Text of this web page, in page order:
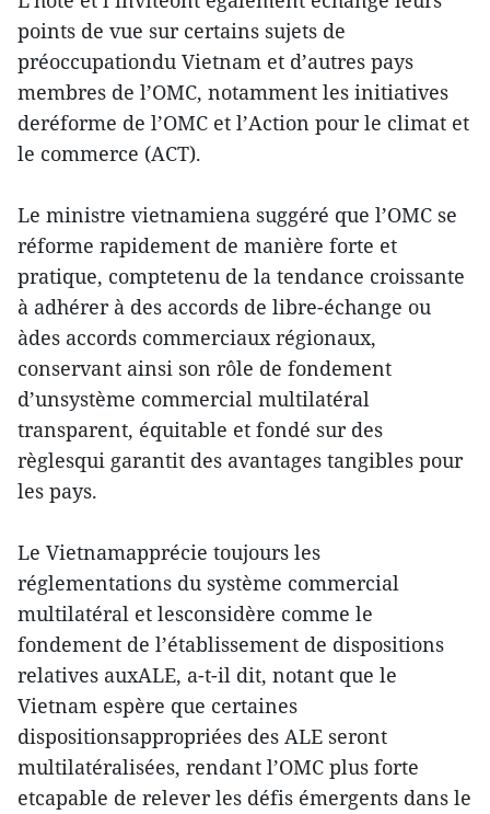
points de vue sur certains sujets de
préoccupationdu Vietnam et d’autres pays
membres de l’OMC, notamment les initiatives
deréforme de l’OMC et l’Action pour le climat et
le commerce (ACT).
Le ministre vietnamiena suggéré que l’OMC se
réforme rapidement de manière forte et
pratique, comptetenu de la tendance croissante
à adhérer à des accords de libre-échange ou
àdes accords commerciaux régionaux,
conservant ainsi son rôle de fondement
d’unsystème commercial multilatéral
transparent, équitable et fondé sur des
règlesqui garantit des avantages tangibles pour
les pays.
Le Vietnamapprécie toujours les
réglementations du système commercial
multilatéral et lesconsidère comme le
fondement de l’établissement de dispositions
relatives auxALE, a-t-il dit, notant que le
Vietnam espère que certaines
dispositionsappropriées des ALE seront
multilatéralisées, rendant l’OMC plus forte
etcapable de relever les défis émergents dans le